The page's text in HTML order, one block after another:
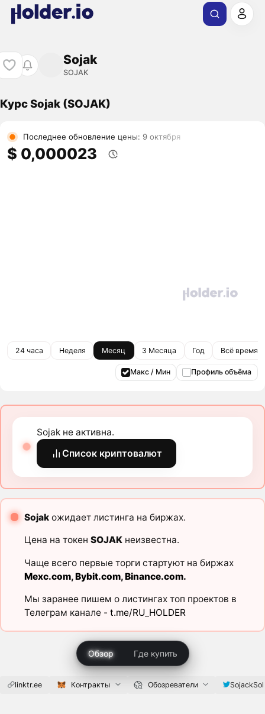
Sojak
SOJAK
Курс Sojak (SOJAK)
Последнее обновление цены: 9 октября
$ 0,000023
24 часа Неделя Месяц 3 Месяца Год Всё время
Макс / Мин Профиль объёма
Sojak не активна.
Список криптовалют
Sojakожидает листинга на биржах.
Цена на токен SOJAKнеизвестна.
Чаще всего первые торги стартуют на биржах
Mexc.com,Bybit.com,Binance.com.
Мы заранее пишем о листингах топ проектов в
Телеграм канале - t.me/RU_HOLDER
Обзор Где купить
linktr.ee Контракты Обозреватели SojackSol